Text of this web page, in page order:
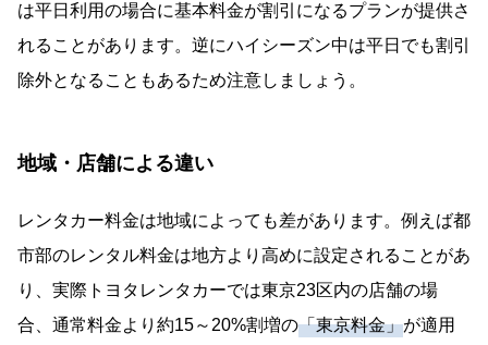
は平日利用の場合に基本料金が割引になるプランが提供さ
れることがあります。逆にハイシーズン中は平日でも割引
除外となることもあるため注意しましょう。
地域・店舗による違い
レンタカー料金は地域によっても差があります。例えば都
市部のレンタル料金は地方より高めに設定されることがあ
り、実際トヨタレンタカーでは東京23区内の店舗の場
合、通常料金より約15～20%割増の「東京料金」が適用